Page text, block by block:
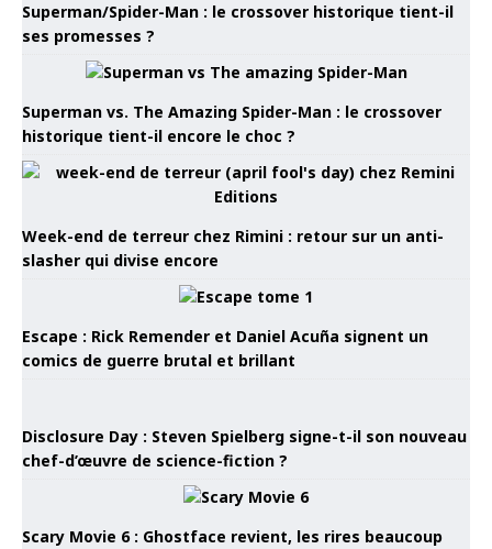
Superman/Spider-Man : le crossover historique tient-il
ses promesses ?
Superman vs. The Amazing Spider-Man : le crossover
historique tient-il encore le choc ?
Week-end de terreur chez Rimini : retour sur un anti-
slasher qui divise encore
Escape : Rick Remender et Daniel Acuña signent un
comics de guerre brutal et brillant
Disclosure Day : Steven Spielberg signe-t-il son nouveau
chef-d’œuvre de science-fiction ?
Scary Movie 6 : Ghostface revient, les rires beaucoup